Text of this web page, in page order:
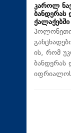
კაროლ
ბანდერას
ის, რომ
ბანდერას